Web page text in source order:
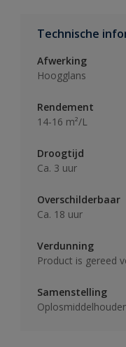
Technische
Afwerking
Hoogglans
Rendement
14-16 m²/L
Droogtijd
Ca. 3 uur
Overschilderbaar
Ca. 18 uur
Verdunning
Product is gereed
Samenstelling